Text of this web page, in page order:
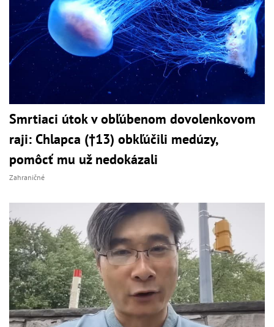
Smrtiaci útok v obľúbenom dovolenkovom
raji: Chlapca (†13) obkľúčili medúzy,
pomôcť mu už nedokázali
Zahraničné